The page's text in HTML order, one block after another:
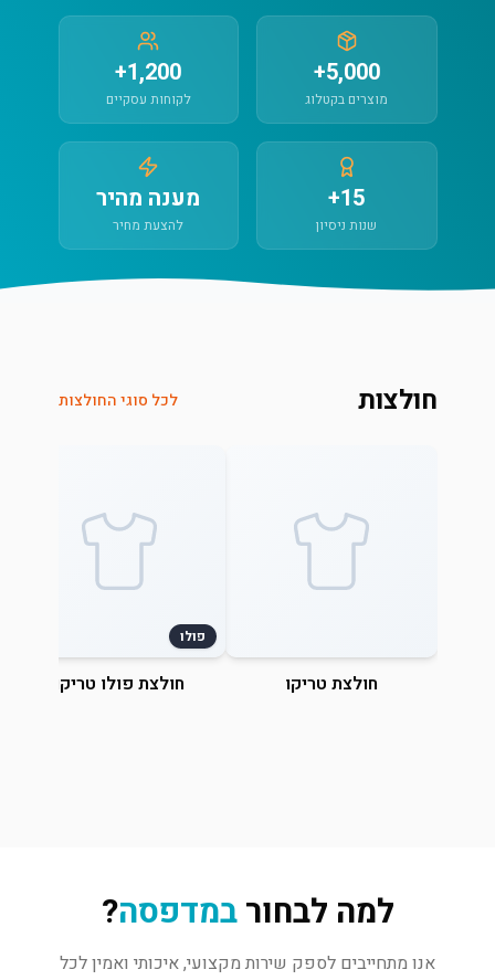
5,000+
מוצרים בקטלוג
1,200+
לקוחות עסקיים
15+
שנות ניסיון
מענה מהיר
להצעת מחיר
חולצות לכל סוגי החולצות
חולצת טריקו
פולו
חולצת פולו טריקו
למה לבחורבמדפסה?
אנו מתחייבים לספק שירות מקצועי, איכותי ואמין לכל